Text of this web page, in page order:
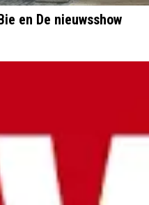
en De nieuwsshow